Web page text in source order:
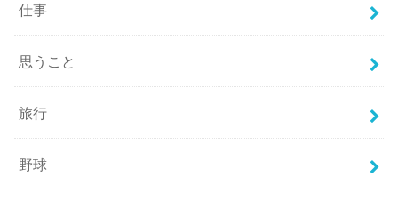
仕事
思うこと
旅行
野球